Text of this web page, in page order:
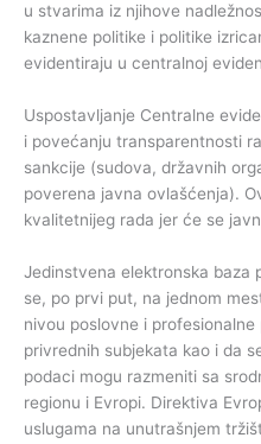
u stvarima iz njihove
kaznene politike i politike
evidentiraju u centralnoj
Uspostavljanje Centralne
i povećanju transparentnosti
sankcije (sudova, državnih
poverena javna ovlašćenja).
kvalitetnijeg rada jer će se
Jedinstvena elektronska baza
se, po prvi put, na jednom
nivou poslovne i
privrednih subjekata kao i da
podaci mogu razmeniti sa
regionu i Evropi. Direktiva
uslugama na unutrašnjem